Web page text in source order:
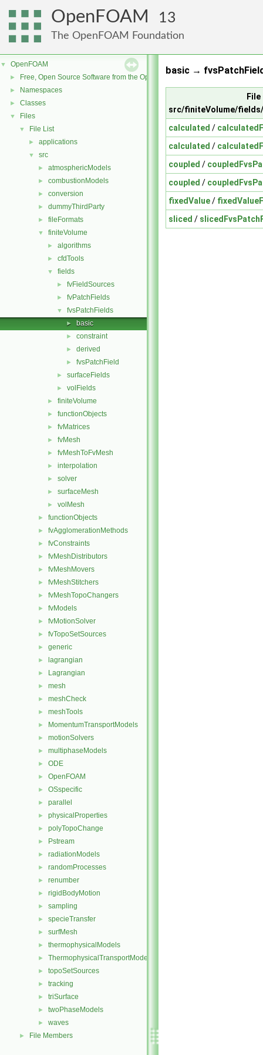
OpenFOAM 13
The OpenFOAM Foundation
▼ OpenFOAM
► Free, Open Source Software from the OpenFOAM Foundation
► Namespaces
► Classes
▼ Files
▼ File List
► applications
▼ src
► atmosphericModels
► combustionModels
► conversion
► dummyThirdParty
► fileFormats
▼ finiteVolume
► algorithms
► cfdTools
▼ fields
► fvFieldSources
► fvPatchFields
▼ fvsPatchFields
► basic
► constraint
► derived
► fvsPatchField
► surfaceFields
► volFields
► finiteVolume
► functionObjects
► fvMatrices
► fvMesh
► fvMeshToFvMesh
► interpolation
► solver
► surfaceMesh
► volMesh
► functionObjects
► fvAgglomerationMethods
► fvConstraints
► fvMeshDistributors
► fvMeshMovers
► fvMeshStitchers
► fvMeshTopoChangers
► fvModels
► fvMotionSolver
► fvTopoSetSources
► generic
► lagrangian
► Lagrangian
► mesh
► meshCheck
► meshTools
► MomentumTransportModels
► motionSolvers
► multiphaseModels
► ODE
► OpenFOAM
► OSspecific
► parallel
► physicalProperties
► polyTopoChange
► Pstream
► radiationModels
► randomProcesses
► renumber
► rigidBodyMotion
► sampling
► specieTransfer
► surfMesh
► thermophysicalModels
► ThermophysicalTransportModels
► topoSetSources
► tracking
► triSurface
► twoPhaseModels
► waves
► File Members
basic →
File
src/finiteVolume/
calculated /
calculated /
coupled /
coupled /
fixedValue/
sliced /